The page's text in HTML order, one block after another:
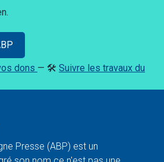
dons — 🛠️ Suivre les travaux du
Presse (ABP) est un